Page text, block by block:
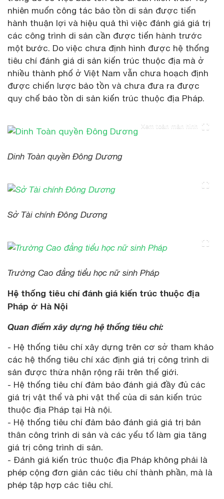
nhiên muốn công tác bảo tồn di sản được tiến
hành thuận lợi và hiệu quả thì việc đánh giá giá trị
các công trình di sản cần được tiến hành trước
một bước. Do việc chưa định hình được hệ thống
tiêu chí đánh giá di sản kiến trúc thuộc địa mà ở
nhiều thành phố ở Việt Nam vẫn chưa hoạch định
được chiến lược bảo tồn và chưa đưa ra được
quy chế bảo tồn di sản kiến trúc thuộc địa Pháp.
Xem toàn màn hình
Dinh Toàn quyền Đông Dương
Sở Tài chính Đông Dương
Trường Cao đẳng tiểu học nữ sinh Pháp
Hệ thống tiêu chí đánh giá kiến trúc thuộc địa
Pháp ở Hà Nội
Quan điểm xây dựng hệ thống tiêu chí:
- Hệ thống tiêu chí xây dựng trên cơ sở tham khảo
các hệ thống tiêu chí xác định giá trị công trình di
sản được thừa nhận rộng rãi trên thế giới.
- Hệ thống tiêu chí đảm bảo đánh giá đầy đủ các
giá trị vật thể và phi vật thể của di sản kiến trúc
thuộc địa Pháp tại Hà nội.
- Hệ thống tiêu chí đảm bảo đánh giá giá trị bản
thân công trình di sản và các yếu tố làm gia tăng
giá trị công trình di sản.
- Đánh giá kiến trúc thuộc địa Pháp không phải là
phép cộng đơn giản các tiêu chí thành phần, mà là
phép tập hợp các tiêu chí.